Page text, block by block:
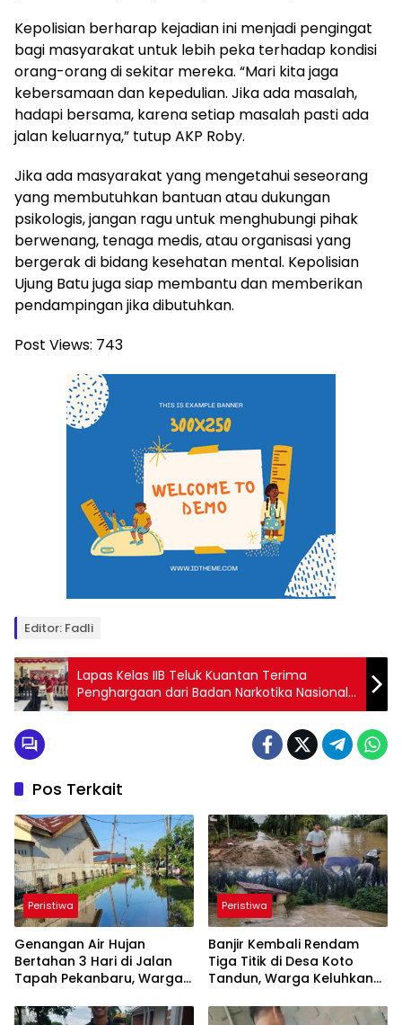
Kepolisian berharap kejadian ini menjadi pengingat
bagi masyarakat untuk lebih peka terhadap kondisi
orang-orang di sekitar mereka. “Mari kita jaga
kebersamaan dan kepedulian. Jika ada masalah,
hadapi bersama, karena setiap masalah pasti ada
jalan keluarnya,” tutup AKP Roby.
Jika ada masyarakat yang mengetahui seseorang
yang membutuhkan bantuan atau dukungan
psikologis, jangan ragu untuk menghubungi pihak
berwenang, tenaga medis, atau organisasi yang
bergerak di bidang kesehatan mental. Kepolisian
Ujung Batu juga siap membantu dan memberikan
pendampingan jika dibutuhkan.
Post Views: 743
Editor: Fadli
Lapas Kelas IIB Teluk Kuantan Terima
Penghargaan dari Badan Narkotika Nasional
Kuansing
Pos Terkait
Peristiwa
Genangan Air Hujan
Bertahan 3 Hari di Jalan
Tapah Pekanbaru, Warga
Lakukan Overlay
Peristiwa
Banjir Kembali Rendam
Tiga Titik di Desa Koto
Tandun, Warga Keluhkan
Pemkab Rohul